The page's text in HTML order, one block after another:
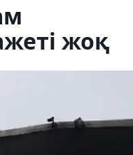
жоқ